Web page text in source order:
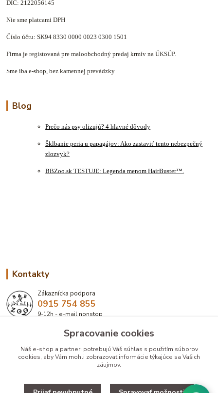
DIČ: 2122056145
Nie sme platcami DPH
Číslo účtu: SK94 8330 0000 0023 0300 1501
Firma je registovaná pre maloobchodný predaj krmív na ÚKSÚP.
Sme iba e-shop, bez kamennej prevádzky
Blog
Prečo nás psy olizujú? 4 hlavné dôvody
Šklbanie peria u papagájov: Ako zastaviť tento nebezpečný
zlozvyk?
BBZoo.sk TESTUJE: Legenda menom HairBuster™.
Kontakty
Zákaznícka podpora
0915 754 855
9-12h - e-mail nonstop
eshop@bbzoo.skSpracovanie cookies
Náš e-shop a partneri potrebujú Váš súhlas s použitím súborov
cookies, aby Vám mohli zobrazovať informácie týkajúce sa Vašich
záujmov.